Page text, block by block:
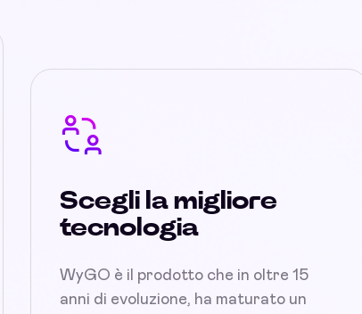
Scegli la migliore
tecnologia
WyGO è il prodotto che in oltre 15
anni di evoluzione, ha maturato un